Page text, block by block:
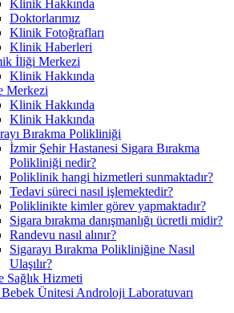
Klinik Hakkında
Doktorlarımız
Klinik Fotoğrafları
Klinik Haberleri
İliği Merkezi
Klinik Hakkında
Merkezi
Klinik Hakkında
Klinik Hakkında
Bırakma Polikliniği
İzmir Şehir Hastanesi Sigara Bırakma
Polikliniği nedir?
Poliklinik hangi hizmetleri sunmaktadır?
Tedavi süreci nasıl işlemektedir?
Poliklinikte kimler görev yapmaktadır?
Sigara bırakma danışmanlığı ücretli midir?
Randevu nasıl alınır?
Sigarayı Bırakma Polikliniğine Nasıl
Ulaşılır?
Sağlık Hizmeti
Ünitesi Androloji Laboratuvarı